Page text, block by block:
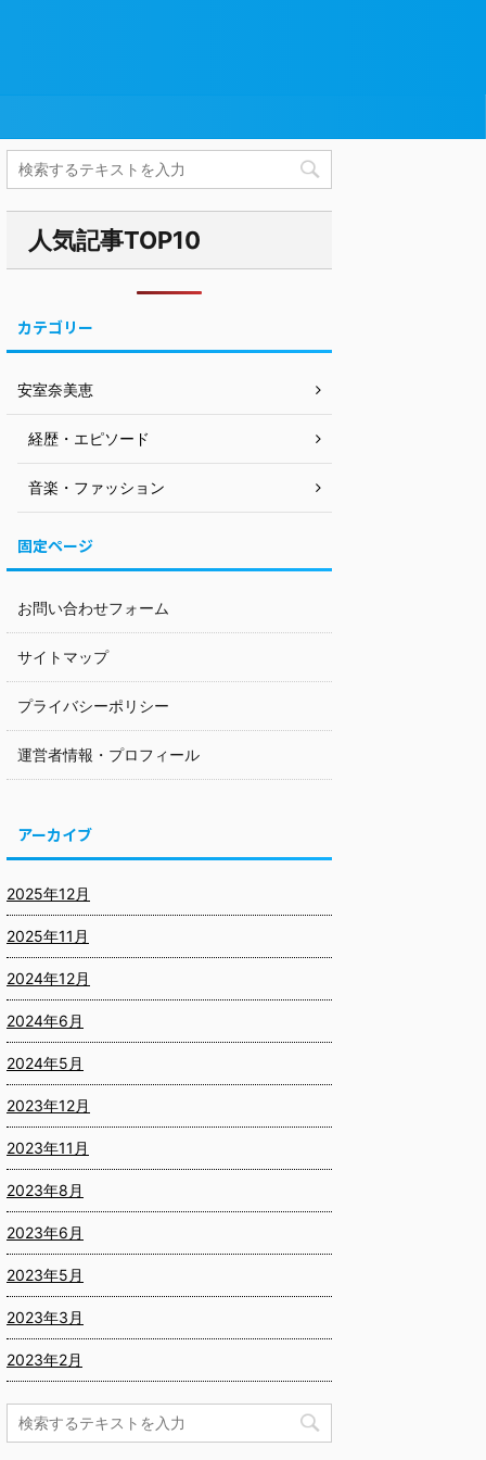
人気記事TOP10
カテゴリー
安室奈美恵
経歴・エピソード
音楽・ファッション
固定ページ
お問い合わせフォーム
サイトマップ
プライバシーポリシー
運営者情報・プロフィール
アーカイブ
2025年12月
2025年11月
2024年12月
2024年6月
2024年5月
2023年12月
2023年11月
2023年8月
2023年6月
2023年5月
2023年3月
2023年2月